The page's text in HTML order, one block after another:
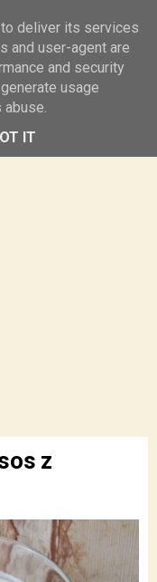
z
deliver its services
and user-agent are
and security
usage
IT